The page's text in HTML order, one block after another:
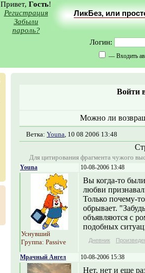
Привет, Гость!
Регистрация
Забыли
пароль?
ЛикБез, или
Логин:
— Входить
Войти
Можно ли
Ветка: Youna, 10 08 2006 13:48
Для цитирования фрагмента чужого
Youna 10-08-2006 13:48
Уснувший
Группа: Passive
Вы когда-то
любви
Только почему-
обрывает.
объявляются с
подобных
Дневник
Мрачный Ангел 10-08-2006 15:38
Нет, нет и еще